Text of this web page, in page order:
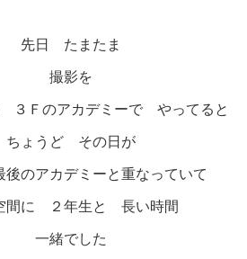
先日 たまたま
撮影を
３Ｆのアカデミーで やってると
ちょうど その日が
のアカデミーと重なっていて
間に ２年生と 長い時間
一緒でした